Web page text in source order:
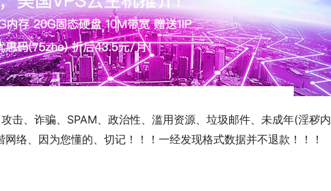
击、诈骗、SPAM、政治性、滥用资源、垃圾邮件、未成年(淫秽内
络、因为您懂的、切记！！！一经发现格式数据并不退款！！！